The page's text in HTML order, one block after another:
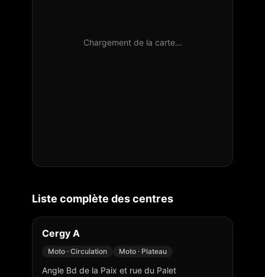
Chargement de la carte…
Liste complète des centres
Cergy A
Moto · Circulation Moto · Plateau
Angle Bd de la Paix et rue du Palet